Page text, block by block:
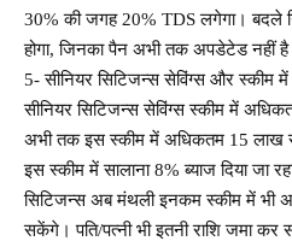
30% की जगह 20% TDS लगेगा। बदले
होगा, जिनका पैन अभी तक अपडेटेड नहीं
5- सीनियर सिटिजन्स सेविंग्स और स्कीम में
सीनियर सिटिजन्स सेविंग्स स्कीम में
अभी तक इस स्कीम में अधिकतम 15 लाख
इस स्कीम में सालाना 8% ब्याज दिया जा
सिटिजन्स अब मंथली इनकम स्कीम में भी
सकेंगे। पति/पत्नी भी इतनी राशि जमा